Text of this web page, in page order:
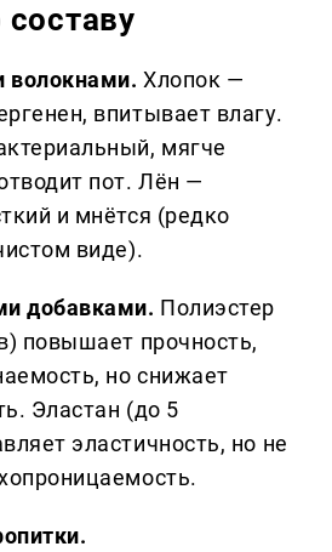
волокнами. Хлопок —
впитывает влагу.
мягче
пот. Лён —
и мнётся (редко
виде).
добавками. Полиэстер
повышает прочность,
но снижает
Эластан (до 5
эластичность, но не